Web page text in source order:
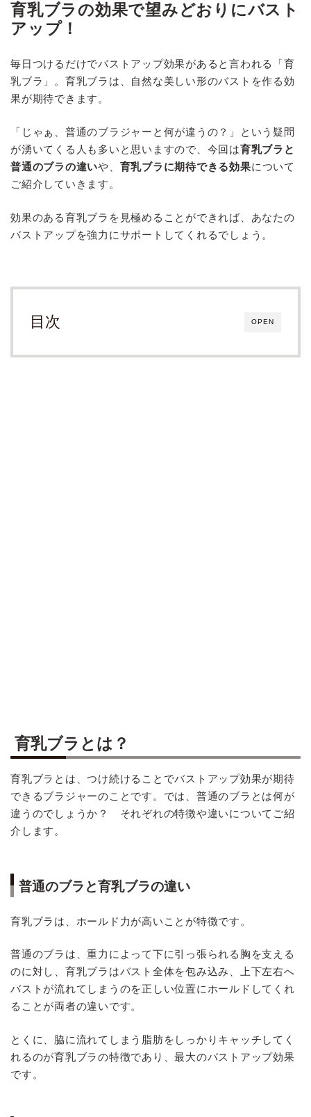
育乳ブラの効果で望みどおりにバスト
アップ！
毎日つけるだけでバストアップ効果があると言われる「育
乳ブラ」。育乳ブラは、自然な美しい形のバストを作る効
果が期待できます。
「じゃぁ、普通のブラジャーと何が違うの？」という疑問
が湧いてくる人も多いと思いますので、今回は育乳ブラと
普通のブラの違いや、 育乳ブラに期待できる効果について
ご紹介していきます。
効果のある育乳ブラを見極めることができれば、あなたの
バストアップを強力にサポートしてくれるでしょう。
OPEN
目次
育乳ブラとは？
育乳ブラとは、つけ続けることでバストアップ効果が期待
できるブラジャーのことです。では、普通のブラとは何が
違うのでしょうか？ それぞれの特徴や違いについてご紹
介します。
普通のブラと育乳ブラの違い
育乳ブラは、ホールド力が高いことが特徴です。
普通のブラは、重力によって下に引っ張られる胸を支える
のに対し、育乳ブラはバスト全体を包み込み、上下左右へ
バストが流れてしまうのを正しい位置にホールドしてくれ
ることが両者の違いです。
とくに、脇に流れてしまう脂肪をしっかりキャッチしてく
れるのが育乳ブラの特徴であり、最大のバストアップ効果
です。